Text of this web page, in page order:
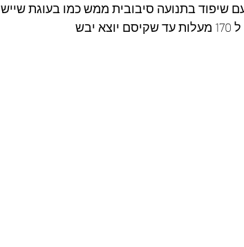
שיפוד בתנועה סיבובית ממש כמו בעוגת שייש